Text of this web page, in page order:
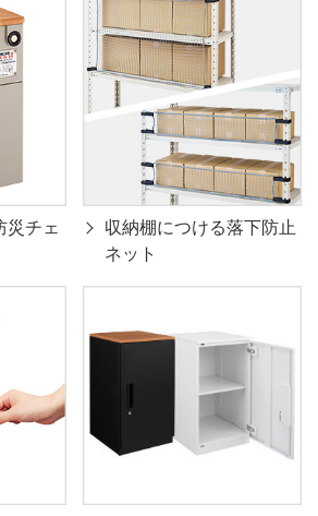
災チェ
収納棚につける落下防止
ネット